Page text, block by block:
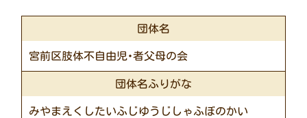
団体名
宮前区肢体不自由児･者父母の会
団体名ふりがな
みやまえくしたいふじゆうじしゃふぼのかい